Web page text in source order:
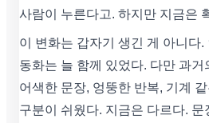
사람이 누른다고. 하지만 지금은
이 변화는 갑자기 생긴 게 아니다
동화는 늘 함께 있었다. 다만 과
어색한 문장, 엉뚱한 반복, 기계
구분이 쉬웠다. 지금은 다르다.